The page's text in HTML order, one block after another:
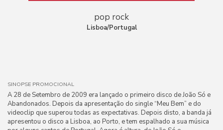
pop rock
Lisboa/Portugal
SINOPSE PROMOCIONAL
A 28 de Setembro de 2009 era lançado o primeiro disco de João Só e
Abandonados. Depois da apresentação do single “Meu Bem” e do
videoclip que superou todas as expectativas. Depois disto, a banda já
apresentou o disco a Lisboa, ao Porto, e tem espalhado a sua música